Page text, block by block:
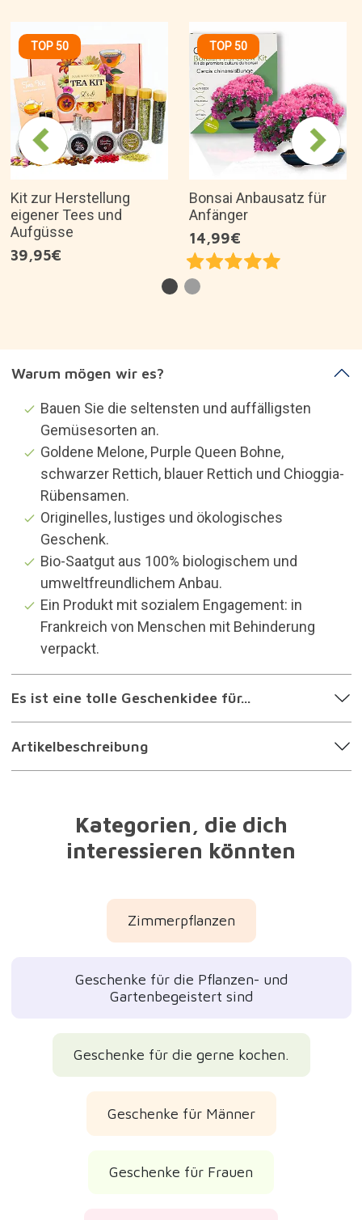
TOP 50
Kit zur Herstellung
eigener Tees und
Aufgüsse
39,95€
TOP 50
Bonsai Anbausatz für
Anfänger
14,99€
Warum mögen wir es?
Bauen Sie die seltensten und auffälligsten
Gemüsesorten an.
Goldene Melone, Purple Queen Bohne,
schwarzer Rettich, blauer Rettich und Chioggia-
Rübensamen.
Originelles, lustiges und ökologisches
Geschenk.
Bio-Saatgut aus 100% biologischem und
umweltfreundlichem Anbau.
Ein Produkt mit sozialem Engagement: in
Frankreich von Menschen mit Behinderung
verpackt.
Es ist eine tolle Geschenkidee für...
Artikelbeschreibung
Kategorien, die dich
interessieren könnten
Zimmerpflanzen
Geschenke für die Pflanzen- und
Gartenbegeistert sind
Geschenke für die gerne kochen.
Geschenke für Männer
Geschenke für Frauen